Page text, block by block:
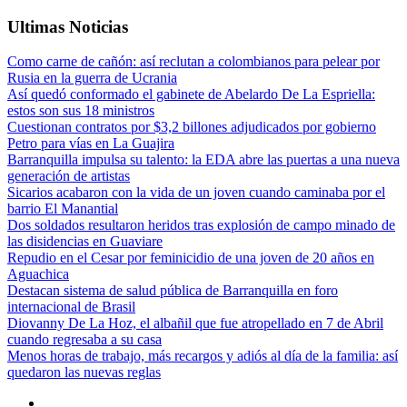
Ultimas Noticias
Como carne de cañón: así reclutan a colombianos para pelear por
Rusia en la guerra de Ucrania
Así quedó conformado el gabinete de Abelardo De La Espriella:
estos son sus 18 ministros
Cuestionan contratos por $3,2 billones adjudicados por gobierno
Petro para vías en La Guajira
Barranquilla impulsa su talento: la EDA abre las puertas a una nueva
generación de artistas
Sicarios acabaron con la vida de un joven cuando caminaba por el
barrio El Manantial
Dos soldados resultaron heridos tras explosión de campo minado de
las disidencias en Guaviare
Repudio en el Cesar por feminicidio de una joven de 20 años en
Aguachica
Destacan sistema de salud pública de Barranquilla en foro
internacional de Brasil
Diovanny De La Hoz, el albañil que fue atropellado en 7 de Abril
cuando regresaba a su casa
Menos horas de trabajo, más recargos y adiós al día de la familia: así
quedaron las nuevas reglas